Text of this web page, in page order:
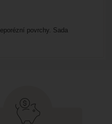
povrchy. Sada